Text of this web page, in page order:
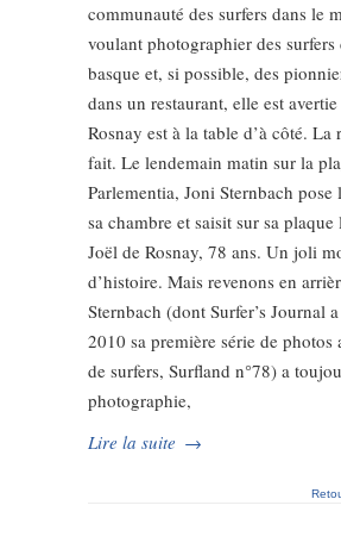
communauté des surfers dans le
voulant photographier des surfers
basque et, si possible, des
dans un restaurant, elle est
Rosnay est à la table d’à côté. La
fait. Le lendemain matin sur la
Parlementia, Joni Sternbach pose
sa chambre et saisit sur sa
Joël de Rosnay, 78 ans. Un joli
d’histoire. Mais revenons en
Sternbach (dont Surfer’s Journal
2010 sa première série de
de surfers, Surfland n°78) a
photographie,
Lire la suite →